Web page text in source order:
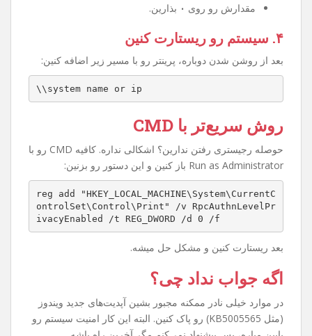
مقدارش رو روی ۰ بذارین.
۴. سیستم رو ریستارت کنین
بعد از روشن شدن دوباره، پرینتر رو با مسیر زیر اضافه کنین:
\\system name or ip
روش سریع‌تر با CMD
حوصله رجیستری رفتن ندارین؟ اشکالی نداره. کافیه CMD رو با
Run as Administrator باز کنین و این دستور رو بزنین:
reg add "HKEY_LOCAL_MACHINE\System\CurrentC
ontrolSet\Control\Print" /v RpcAuthnLevelPr
ivacyEnabled /t REG_DWORD /d 0 /f
بعد ریستارت کنین و مشکل حل میشه.
اگه جواب نداد چی؟
در موارد خیلی نادر ممکنه مجبور بشین آپدیت‌های جدید ویندوز
(مثل KB5005565) رو پاک کنین. البته این کار امنیت سیستم رو